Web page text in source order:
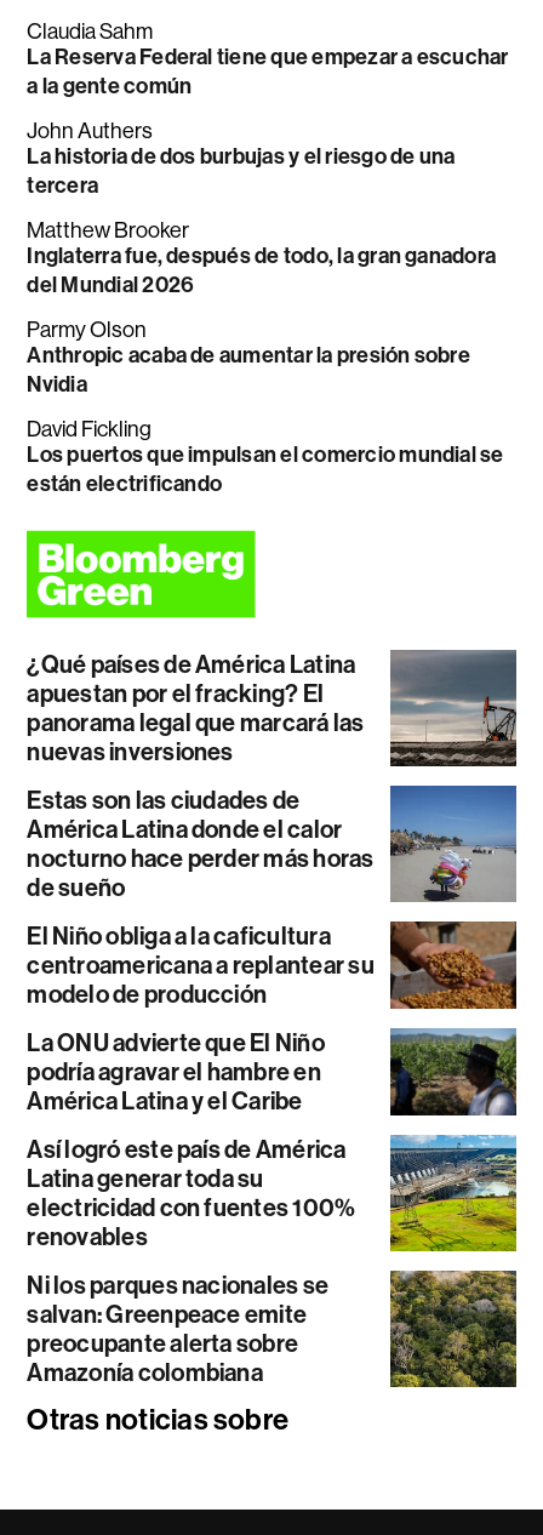
Claudia Sahm
La Reserva Federal tiene que empezar a escuchar
a la gente común
John Authers
La historia de dos burbujas y el riesgo de una
tercera
Matthew Brooker
Inglaterra fue, después de todo, la gran ganadora
del Mundial 2026
Parmy Olson
Anthropic acaba de aumentar la presión sobre
Nvidia
David Fickling
Los puertos que impulsan el comercio mundial se
están electrificando
¿Qué países de América Latina
apuestan por el fracking? El
panorama legal que marcará las
nuevas inversiones
Estas son las ciudades de
América Latina donde el calor
nocturno hace perder más horas
de sueño
El Niño obliga a la caficultura
centroamericana a replantear su
modelo de producción
La ONU advierte que El Niño
podría agravar el hambre en
América Latina y el Caribe
Así logró este país de América
Latina generar toda su
electricidad con fuentes 100%
renovables
Ni los parques nacionales se
salvan: Greenpeace emite
preocupante alerta sobre
Amazonía colombiana
Otras noticias sobre